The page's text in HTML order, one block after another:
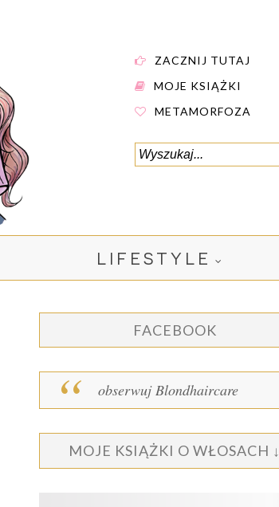
ZACZNIJ TUTAJ
MOJE KSIĄŻKI
METAMORFOZA
LIFESTYLE
FACEBOOK
obserwuj Blondhaircare
MOJE KSIĄŻKI O WŁOSACH ↓